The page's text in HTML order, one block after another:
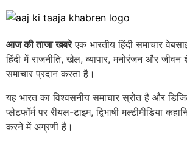
आज की ताजा खबरेएक भारतीय हिंदी समाचार
हिंदी में राजनीति, खेल, व्यापार, मनोरंजन और जीवन
समाचार प्रदान करता है।
यह भारत का विश्वसनीय समाचार स्रोत है और
प्लेटफॉर्म पर रीयल-टाइम, द्विभाषी मल्टीमीडिया
करने में अग्रणी है।